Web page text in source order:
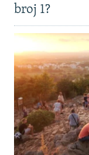
broj 1?